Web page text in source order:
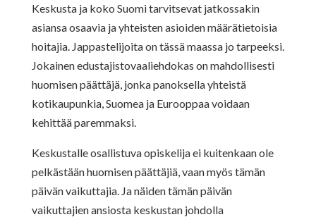
Keskusta ja koko Suomi tarvitsevat jatkossakin
asiansa osaavia ja yhteisten asioiden määrätietoisia
hoitajia. Jappastelijoita on tässä maassa jo tarpeeksi.
Jokainen edustajistovaaliehdokas on mahdollisesti
huomisen päättäjä, jonka panoksella yhteistä
kotikaupunkia, Suomea ja Eurooppaa voidaan
kehittää paremmaksi.
Keskustalle osallistuva opiskelija ei kuitenkaan ole
pelkästään huomisen päättäjiä, vaan myös tämän
päivän vaikuttajia. Ja näiden tämän päivän
vaikuttajien ansiosta keskustan johdolla